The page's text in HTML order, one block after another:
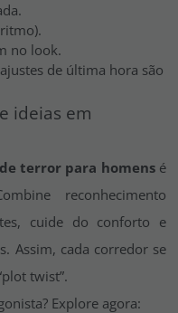
no look.
de última hora são
ideias em
terror para homensé
reconhecimento
cuide do conforto e
Assim, cada corredor se
twist”.
Explore agora: